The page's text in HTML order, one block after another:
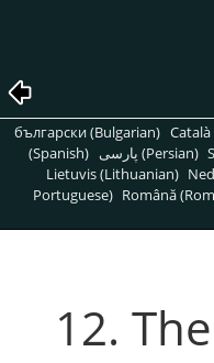
български (Bulgarian)
(Spanish)
پارسی (Persian)
Lietuvis (Lithuanian)
Portuguese) Română
12. The